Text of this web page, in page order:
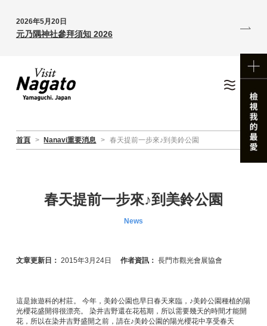
2026年5月20日
元乃隅神社參拜須知 2026
首頁 > Nanavi重要消息 > 春天提前一步來♪到美鈴公園
春天提前一步來♪到美鈴公園
News
文章更新日： 2015年3月24日 作者資訊： 長門市觀光會展協會
這是旅遊科的村莊。 今年，美鈴公園也早日春天來臨，♪美鈴公園種植的陽
光櫻花盛開得很漂亮。 染井吉野還在花苞期，所以需要幾天的時間才能開
花，所以在染井吉野盛開之前，請在♪美鈴公園的陽光櫻花中享受春天